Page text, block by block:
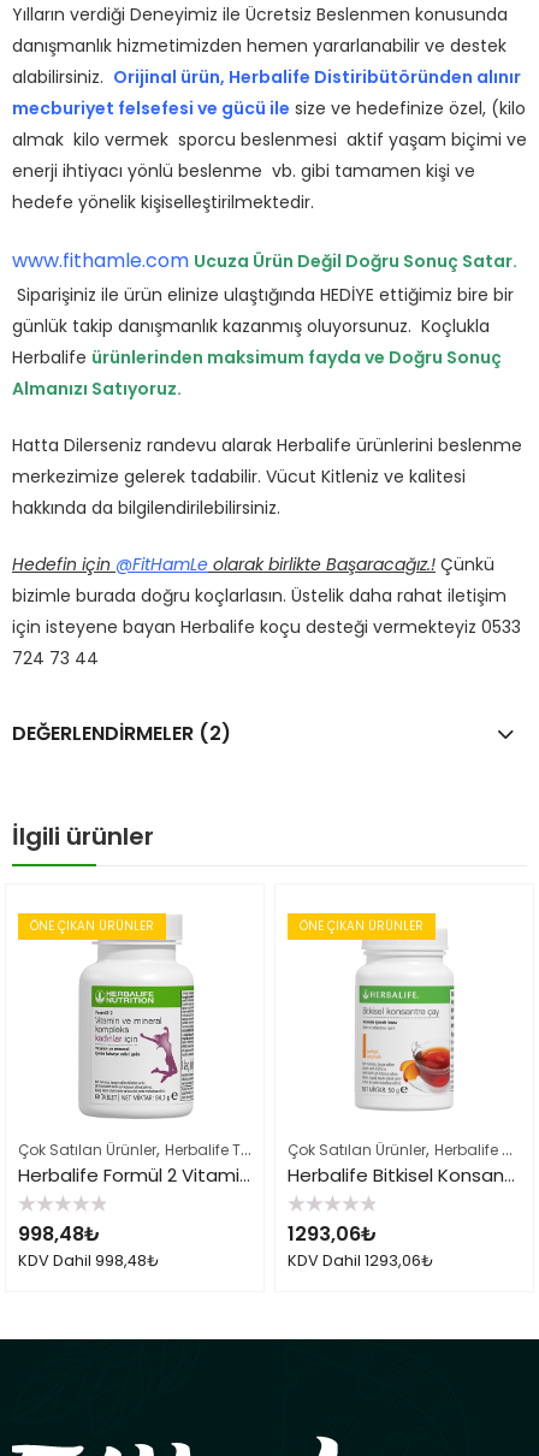
Yılların verdiği Deneyimiz ile Ücretsiz Beslenmen konusunda
danışmanlık hizmetimizden hemen yararlanabilir ve destek
alabilirsiniz. Orijinal ürün, Herbalife Distiribütöründen alınır
mecburiyet felsefesi ve gücü ile size ve hedefinize özel, (kilo
almak kilo vermek sporcu beslenmesi aktif yaşam biçimi ve
enerji ihtiyacı yönlü beslenme vb. gibi tamamen kişi ve
hedefe yönelik kişiselleştirilmektedir.
www.fithamle.com Ucuza Ürün Değil Doğru Sonuç Satar.
Siparişiniz ile ürün elinize ulaştığında HEDİYE ettiğimiz bire bir
günlük takip danışmanlık kazanmış oluyorsunuz. Koçlukla
Herbalife ürünlerinden maksimum fayda ve Doğru Sonuç
Almanızı Satıyoruz.
Hatta Dilerseniz randevu alarak Herbalife ürünlerini beslenme
merkezimize gelerek tadabilir. Vücut Kitleniz ve kalitesi
hakkında da bilgilendirilebilirsiniz.
Hedefin için @FitHamLe olarak birlikte Başaracağız.! Çünkü
bizimle burada doğru koçlarlasın. Üstelik daha rahat iletişim
için isteyene bayan Herbalife koçu desteği vermekteyiz 0533
724 73 44
DEĞERLENDIRMELER (2)
İlgili ürünler
ÖNE ÇIKAN ÜRÜNLER
Çok Satılan Ürünler, Herbalife Takviye Edici Gıdalar ,Herbalife Ürün
Herbalife Formül 2 Vitamin Mineral Kadınlar İçin
5
üzerinden
0
oy
998,48₺
KDV Dahil 998,48₺
ÖNE ÇIKAN ÜRÜNLER
Çok Satılan Ürünler, Herbalife Çayları ve İçeçekler
Herbalife Bitkisel Konsantre Çay 50gr Şeftali
5
üzerinden
0
oy
1293,06₺
KDV Dahil 1293,06₺